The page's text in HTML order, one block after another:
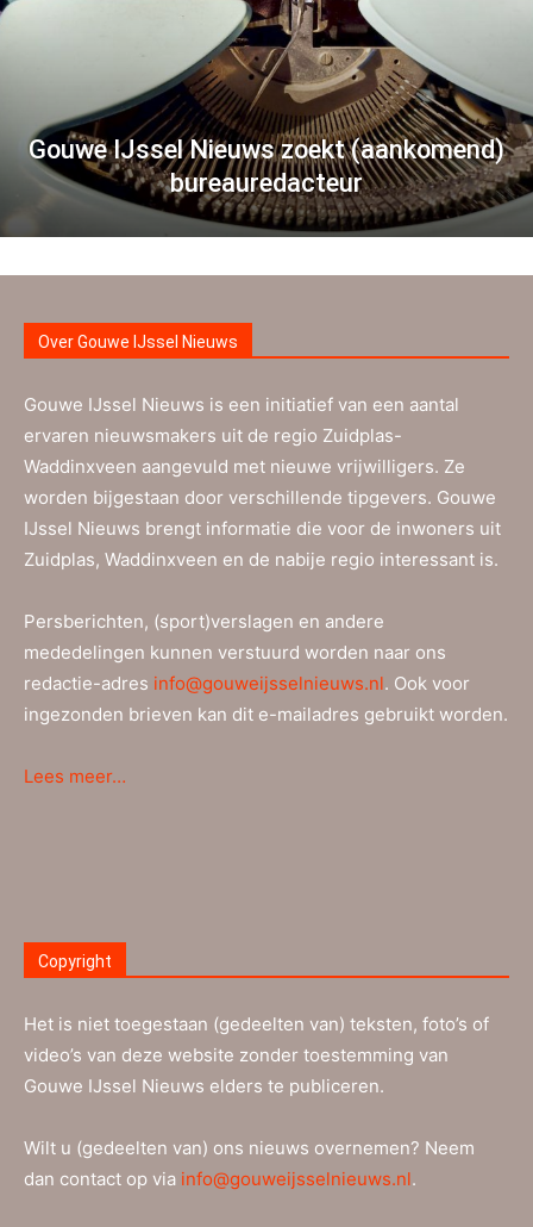
Gouwe IJssel Nieuws zoekt (aankomend)
bureauredacteur
Over Gouwe IJssel Nieuws
Gouwe IJssel Nieuws is een initiatief van een aantal
ervaren nieuwsmakers uit de regio Zuidplas-
Waddinxveen aangevuld met nieuwe vrijwilligers. Ze
worden bijgestaan door verschillende tipgevers. Gouwe
IJssel Nieuws brengt informatie die voor de inwoners uit
Zuidplas, Waddinxveen en de nabije regio interessant is.
Persberichten, (sport)verslagen en andere
mededelingen kunnen verstuurd worden naar ons
redactie-adres info@gouweijsselnieuws.nl. Ook voor
ingezonden brieven kan dit e-mailadres gebruikt worden.
Lees meer…
Copyright
Het is niet toegestaan (gedeelten van) teksten, foto’s of
video’s van deze website zonder toestemming van
Gouwe IJssel Nieuws elders te publiceren.
Wilt u (gedeelten van) ons nieuws overnemen? Neem
dan contact op via info@gouweijsselnieuws.nl.